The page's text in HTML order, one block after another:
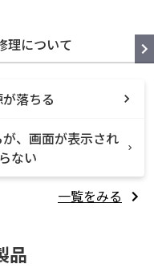
理について
落ちる
、画面が表示され
ない
一覧をみる
品